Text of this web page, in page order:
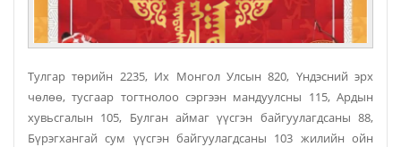
Тулгар төрийн 2235, Их Монгол Улсын 820, Үндэсний эрх
чөлөө, тусгаар тогтнолоо сэргээн мандуулсны 115, Ардын
хувьсгалын 105, Булган аймаг үүсгэн байгуулагдсаны 88,
Бүрэгхангай сум үүсгэн байгуулагдсаны 103 жилийн ойн